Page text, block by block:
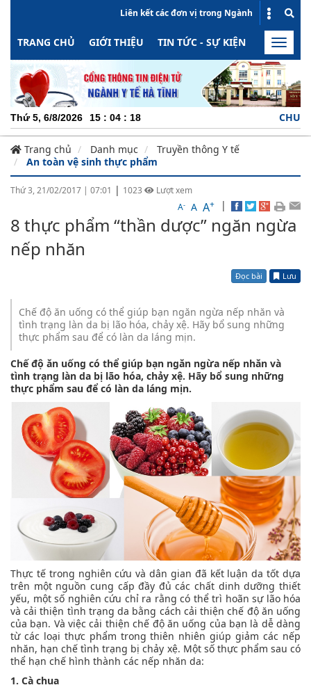
Liên kết các đơn vị trong Ngành
TRANG CHỦ GIỚI THIỆU TIN TỨC - SỰ KIỆN HOẠT
Toggle
Thứ 5, 6/8/2026 15 : 04 : 18 CHUYÊN
Trang chủ Danh mục
Truyền thông Y tế
An toàn vệ sinh thực phẩm
Thứ 3, 21/02/2017 | 07:01 | 1023
Lượt xem
A- A A+ |
8 thực phẩm “thần dược” ngăn ngừa
nếp nhăn
Đọc bài Lưu
Chế độ ăn uống có thể giúp bạn ngăn ngừa nếp nhăn và
tình trạng làn da bị lão hóa, chảy xệ. Hãy bổ sung những
thực phẩm sau để có làn da láng mịn.
Chế độ ăn uống có thể giúp bạn ngăn ngừa nếp nhăn và
tình trạng làn da bị lão hóa, chảy xệ. Hãy bổ sung những
thực phẩm sau để có làn da láng mịn.
Thực tế trong nghiên cứu và dân gian đã kết luận da tốt dựa
trên một nguồn cung cấp đầy đủ các chất dinh dưỡng thiết
yếu, một số nghiên cứu chỉ ra rằng có thể trì hoãn sự lão hóa
và cải thiện tình trạng da bằng cách cải thiện chế độ ăn uống
của bạn. Và việc cải thiện chế độ ăn uống của bạn là dễ dàng
từ các loại thực phẩm trong thiên nhiên giúp giảm các nếp
nhăn, hạn chế tình trạng bị chảy xệ. Một số thực phẩm sau có
thể hạn chế hình thành các nếp nhăn da:
1. Cà chua